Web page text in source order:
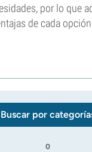
por lo que
de cada opción
Buscar por
o